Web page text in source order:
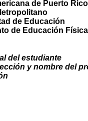
de Puerto
de Educación
de Educación Física
del estudiante
y nombre del